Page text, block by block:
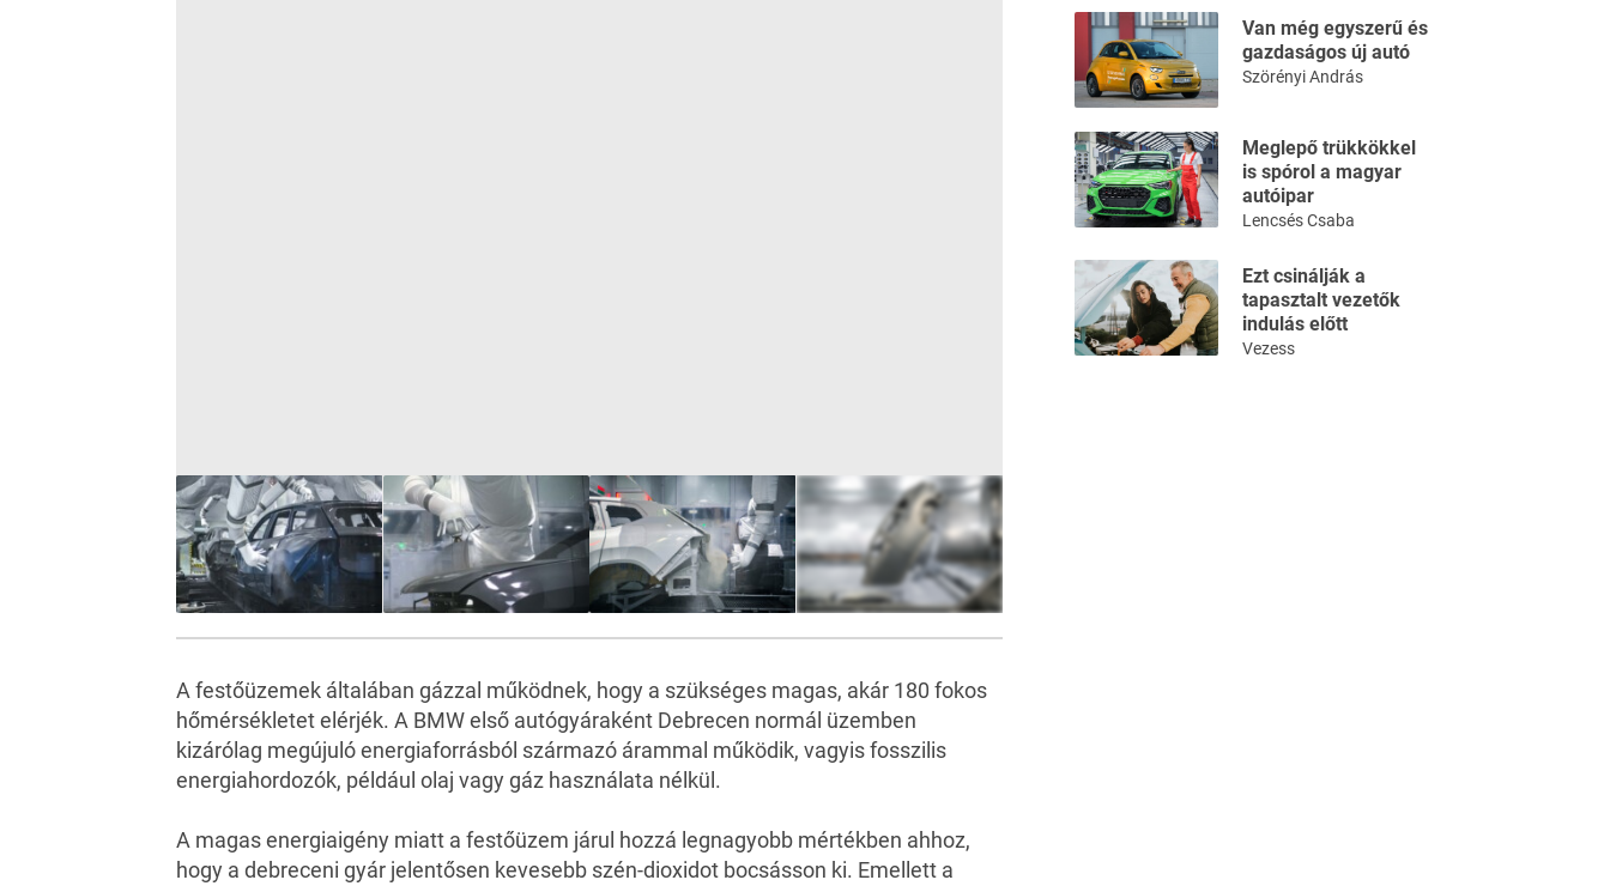
A festőüzemek általában gázzal működnek, hogy a szükséges magas, akár 180 fokos
hőmérsékletet elérjék. A BMW első autógyáraként Debrecen normál üzemben
kizárólag megújuló energiaforrásból származó árammal működik, vagyis fosszilis
energiahordozók, például olaj vagy gáz használata nélkül.
A magas energiaigény miatt a festőüzem járul hozzá legnagyobb mértékben ahhoz,
hogy a debreceni gyár jelentősen kevesebb szén-dioxidot bocsásson ki. Emellett a
Van még egyszerű és
gazdaságos új autó
Szörényi András
Meglepő trükkökkel
is spórol a magyar
autóipar
Lencsés Csaba
Ezt csinálják a
tapasztalt vezetők
indulás előtt
Vezess